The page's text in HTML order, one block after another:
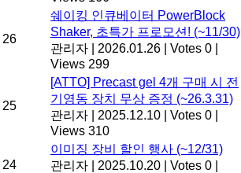
26
쉐이킹 인큐베이터 PowerBlock
Shaker, 초특가 프로모션! (~11/30)
관리자
2026.01.26 Votes 0
Views 299
25
[ATTO] Precast gel 4개 구매 시 전
기영동 장치 무상 증정 (~26.3.31)
관리자
2025.12.10 Votes 0
Views 310
24
이미징 장비 할인 행사 (~12/31)
관리자
2025.10.20 Votes 0